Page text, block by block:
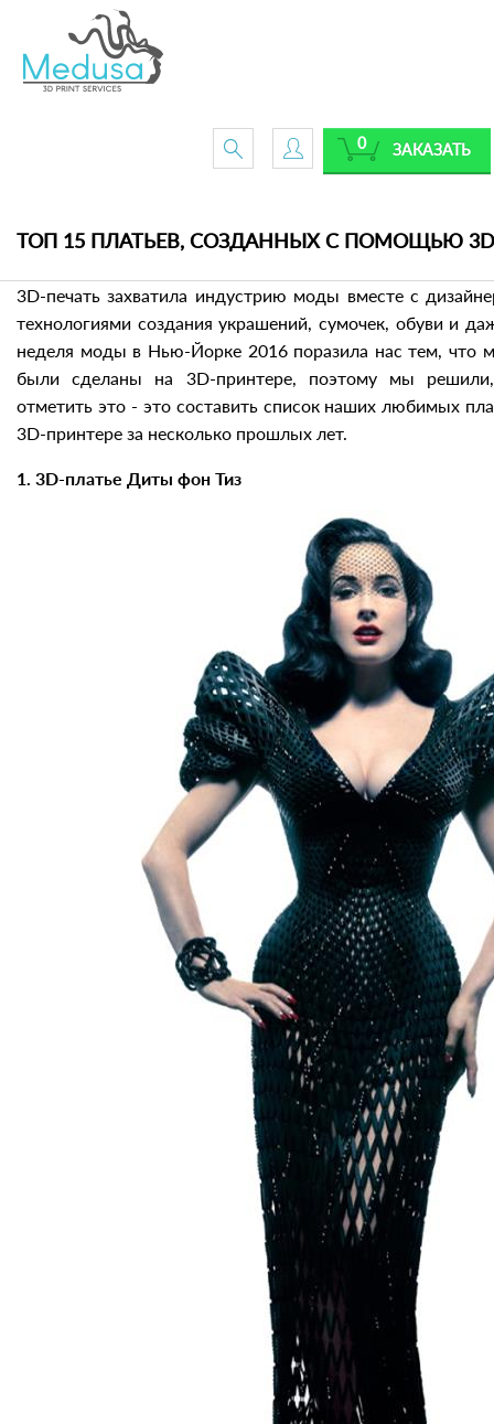
ЗАКАЗАТЬ
0
ТОП 15 ПЛАТЬЕВ, СОЗДАННЫХ С ПОМОЩЬЮ
3D-печать захватила индустрию моды вместе с
технологиями создания украшений, сумочек, обуви и
неделя моды в Нью-Йорке 2016 поразила нас тем, что
были сделаны на 3D-принтере, поэтому мы
отметить это - это составить список наших любимых
3D-принтере за несколько прошлых лет.
1. 3D-платье Диты фон Тиз